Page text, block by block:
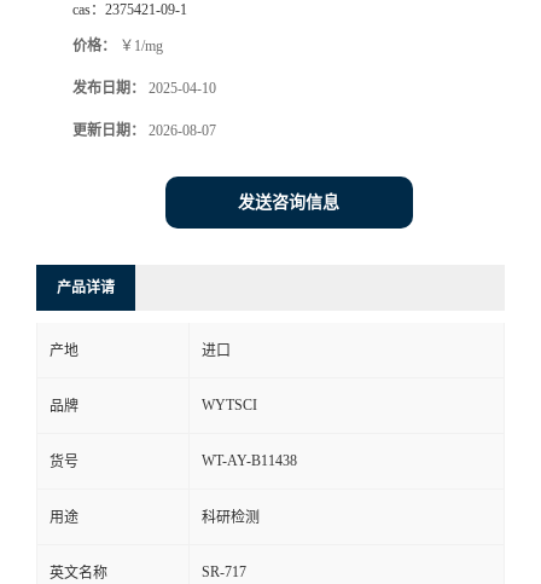
cas： 2375421-09-1
价格： ￥1/mg
发布日期： 2025-04-10
更新日期： 2026-08-07
发送咨询信息
产品详请
产地 进口
品牌 WYTSCI
货号 WT-AY-B11438
用途 科研检测
英文名称 SR-717